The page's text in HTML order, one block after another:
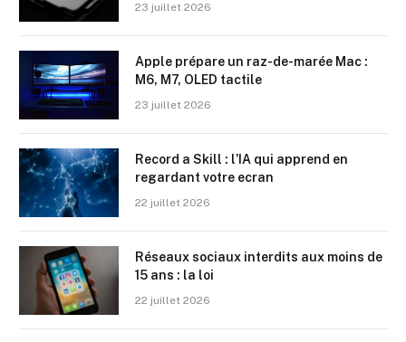
23 juillet 2026
Apple prépare un raz-de-marée Mac :
M6, M7, OLED tactile
23 juillet 2026
Record a Skill : l’IA qui apprend en
regardant votre ecran
22 juillet 2026
Réseaux sociaux interdits aux moins de
15 ans : la loi
22 juillet 2026